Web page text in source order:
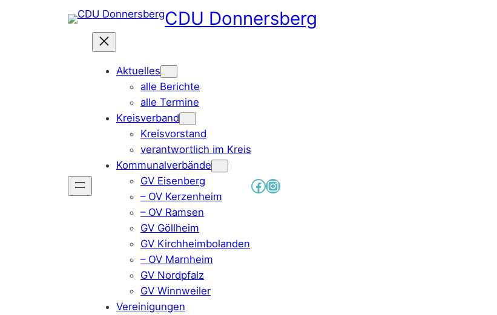
CDU Donnersberg
Aktuelles
alle Berichte
alle Termine
Kreisverband
Kreisvorstand
verantwortlich im Kreis
Kommunalverbände
GV Eisenberg
– OV Kerzenheim
– OV Ramsen
GV Göllheim
GV Kirchheimbolanden
– OV Marnheim
GV Nordpfalz
GV Winnweiler
Vereinigungen
Facebook
Instagram